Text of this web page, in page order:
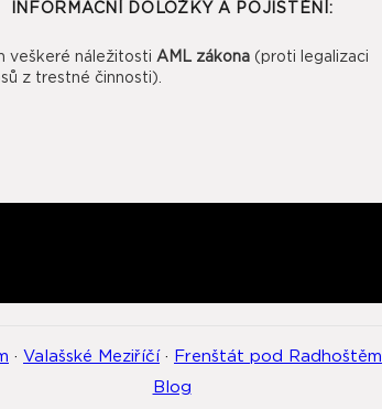
INFORMAČNÍ DOLOŽKY A POJIŠTĚNÍ:
veškeré náležitosti AML zákona(proti legalizaci
z trestné činnosti).
· Valašské Meziříčí · Frenštát pod Radhoštěm
Blog